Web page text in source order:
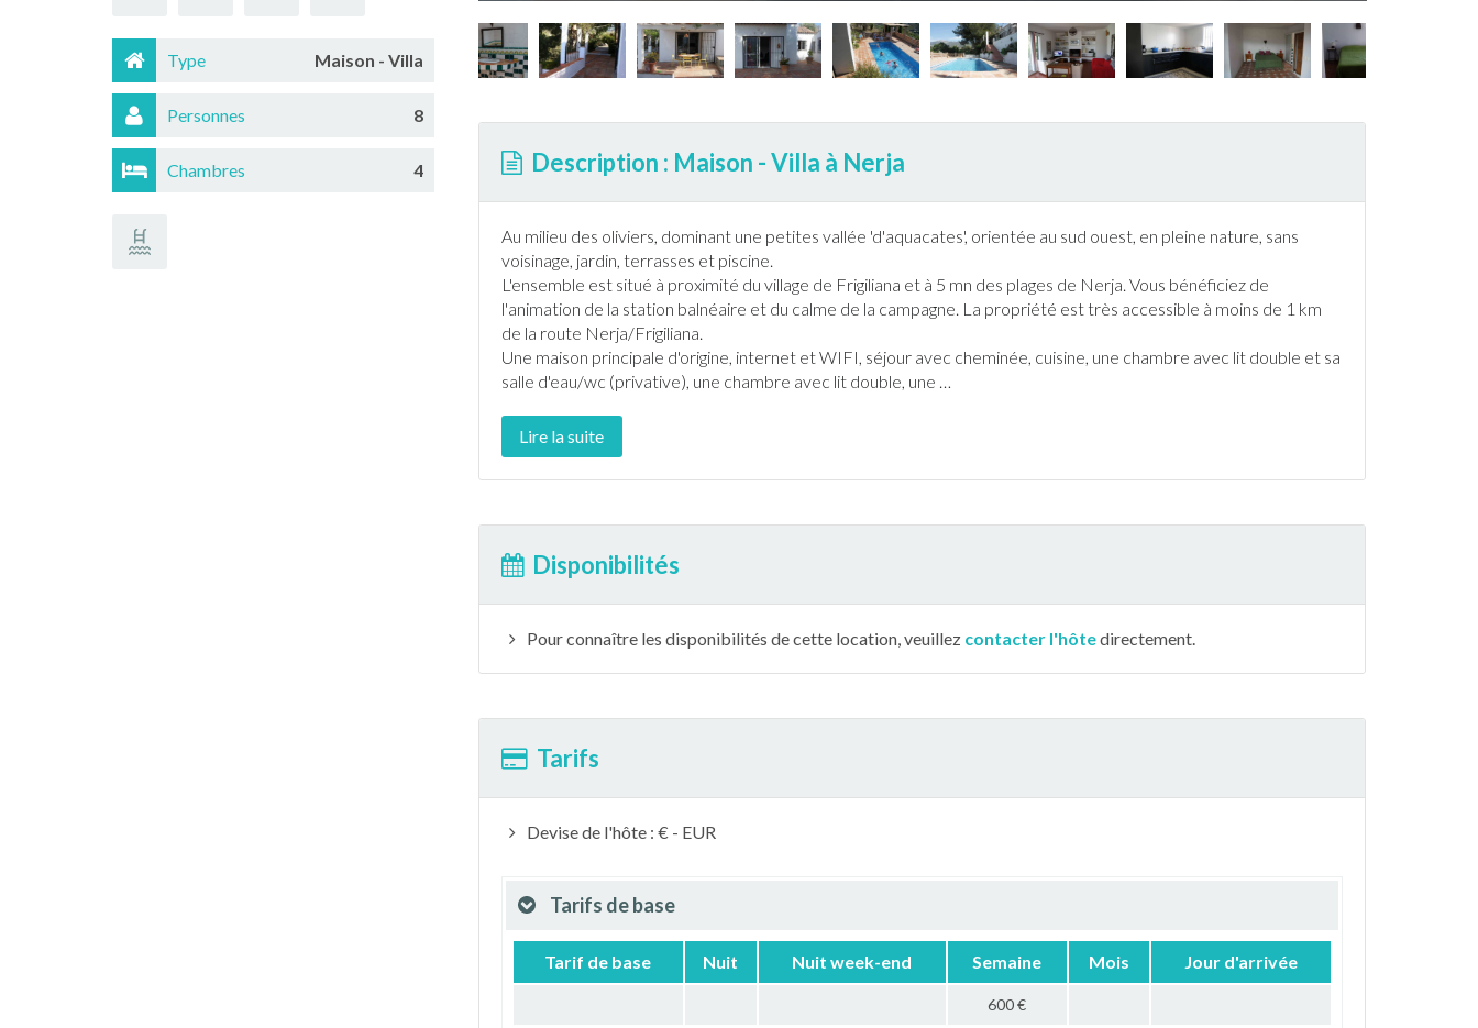
Type Maison - Villa
Personnes 8
Chambres 4 Description : Maison - Villa à Nerja
Au milieu des oliviers, dominant une petites vallée 'd'aquacates', orientée au sud ouest, en pleine nature, sans
voisinage, jardin, terrasses et piscine.
L'ensemble est situé à proximité du village de Frigiliana et à 5 mn des plages de Nerja. Vous bénéficiez de
l'animation de la station balnéaire et du calme de la campagne. La propriété est très accessible à moins de 1 km
de la route Nerja/Frigiliana.
Une maison principale d'origine, internetet WIFI, séjour avec cheminée, cuisine, une chambre avec lit double et sa
salle d'eau/wc (privative), une chambre avec lit double, une …
Lire la suite
Disponibilités
Pour connaître les disponibilités de cette location, veuillez contacter l'hôtedirectement.
Tarifs
Devise de l'hôte : € - EUR
Tarifs de base
Tarif de base Nuit Nuit week-end Semaine Mois Jour d'arrivée
600 €